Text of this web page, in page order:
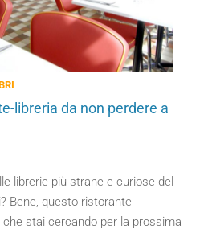
libreria da non perdere a
librerie più strane e curiose del
Bene, questo ristorante
stai cercando per la prossima